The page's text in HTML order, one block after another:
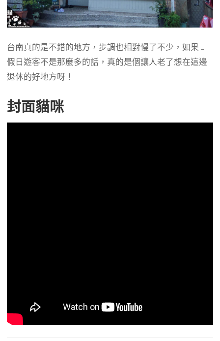
台南真的是不錯的地方，步調也相對慢了不少，如果 …
假日遊客不是那麼多的話，真的是個讓人老了想在這邊
退休的好地方呀！
封面貓咪